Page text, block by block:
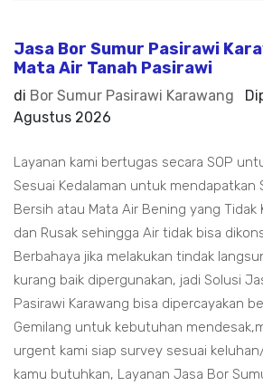
Jasa Bor Sumur Pasirawi
Mata Air Tanah Pasirawi
di Bor Sumur Pasirawi Karawang
Agustus 2026
Layanan kami bertugas secara SOP
Sesuai Kedalaman untuk mendapatkan
Bersih atau Mata Air Bening yang Tidak
dan Rusak sehingga Air tidak bisa
Berbahaya jika melakukan tindak
kurang baik dipergunakan, jadi Solusi
Pasirawi Karawang bisa dipercayakan
Gemilang untuk kebutuhan
urgent kami siap survey sesuai
kamu butuhkan, Layanan Jasa Bor